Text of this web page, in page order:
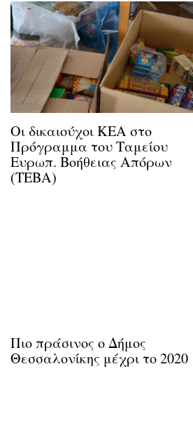
Οι δικαιούχοι ΚΕΑ στο
Πρόγραμμα του Ταμείου
Ευρωπ. Βοήθειας Απόρων
(ΤΕΒΑ)
Πιο πράσινος ο Δήμος
Θεσσαλονίκης μέχρι το 2020